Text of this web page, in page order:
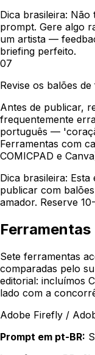
Dica brasileira: Não
prompt. Gere algo
um artista —
briefing perfeito.
07
Revise os balões de
Antes de publicar,
frequentemente
português —
Ferramentas com
COMICPAD e
Dica brasileira: Esta
publicar com
amador. Reserve
Sete ferramentas
comparadas pelo
editorial: incluímos
lado com a
Adobe Firefly /
Prompt em pt-BR: